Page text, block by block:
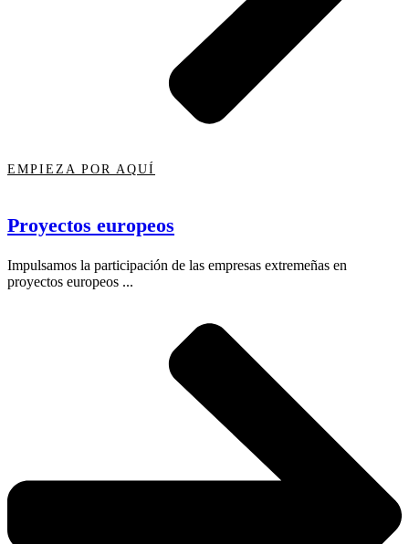
EMPIEZA POR AQUÍ
Proyectos europeos
Impulsamos la participación de las empresas extremeñas en
proyectos europeos ...